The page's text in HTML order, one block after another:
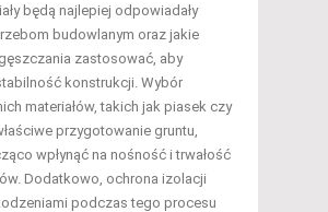
będą najlepiej odpowiadały
budowlanym oraz jakie
zastosować, aby
konstrukcji. Wybór
materiałów, takich jak piasek czy
przygotowanie gruntu,
wpłynąć na nośność i trwałość
Dodatkowo, ochrona izolacji
podczas tego procesu